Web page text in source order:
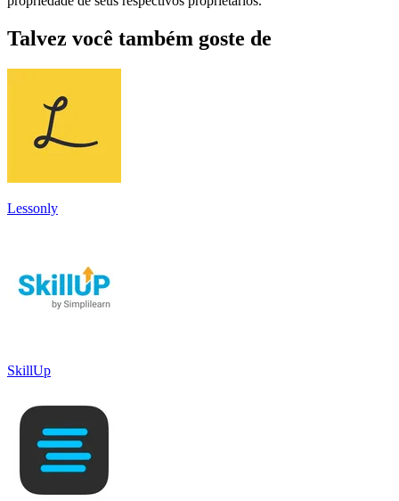
Talvez você também goste de
Lessonly
SkillUp